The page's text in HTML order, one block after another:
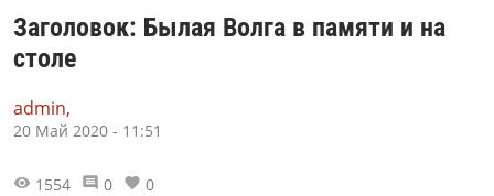
Заголовок: Былая Волга в памяти и на
столе
admin,
20 Май 2020 - 11:51
1554 0 0